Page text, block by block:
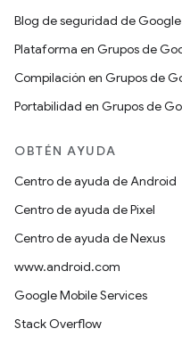
Blog de seguridad de Google
Plataforma en Grupos de
Compilación en Grupos de
Portabilidad en Grupos de
OBTÉN AYUDA
Centro de ayuda de Android
Centro de ayuda de Pixel
Centro de ayuda de Nexus
www.android.com
Google Mobile Services
Stack Overflow